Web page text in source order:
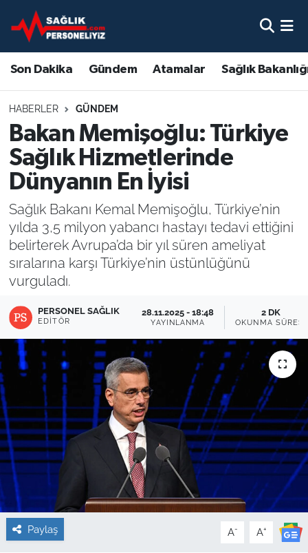
Son Dakika Gündem Atamalar Sağlık
HABERLER GÜNDEM
Bakan Memişoğlu: Türkiye
Sağlık Hizmetlerinde
Dünyanın En İyisi
Sağlık Bakanı Kemal Memişoğlu, Türkiye’nin
yılda 3,5 milyon yabancı hastayı tedavi ettiğini
belirterek Avrupa’da bir yıl süren ameliyat
sıralarına karşı Türkiye’nin üstünlüğünü
vurguladı.
PERSONEL SAĞLIK
EDITÖR
28.11.2025 - 18:48
YAYINLANMA
2 DK
OKUNMA SÜRESI
Paylaş A- A+
Son Dakika
Gündem
Atamalar
Sağlık Bakanlığı
Mevzuat
Sendika
Sağlık Personeli Alımı
Güncel
Kamu Alımları
Nöbetçi Eczaneler
Hava Durumu
Namaz Vakitleri
Trafik Durumu
Süper Lig Puan Durumu ve Fikstür
Tüm Manşetler
Son Dakika Haberleri